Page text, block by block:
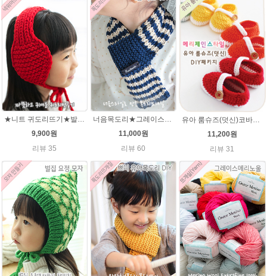
★니트 귀도리뜨기★발렌타인울 뜨개실 DIY 뜨개질
9,900원
리뷰 35
너음목도리★그레이스메리노울 뜨개실 목도리뜨기 뜨개질
11,000원
리뷰 60
유아 룸슈즈(덧신)코바늘뜨기 태교 취미뜨개질 뜨게질 에이미울 뜨개실
11,200원
리뷰 31